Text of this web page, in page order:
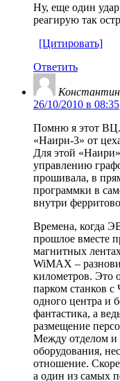
Ну, еще один
реагирую так
[Цитировать]
Ответить
Константин
26/10/2010 в 08:35
Помню я этот ВЦ.
«Наири-3» от
Для этой
управлению
прошивала, в
программки в
внутри
Времена, когда
прошлое вместе
магнитных
WiMAX –
километров. Это
парком станков
одного центра и
фантастика, а
размещение
Между отделом и
оборудования,
отношение.
а один из самых